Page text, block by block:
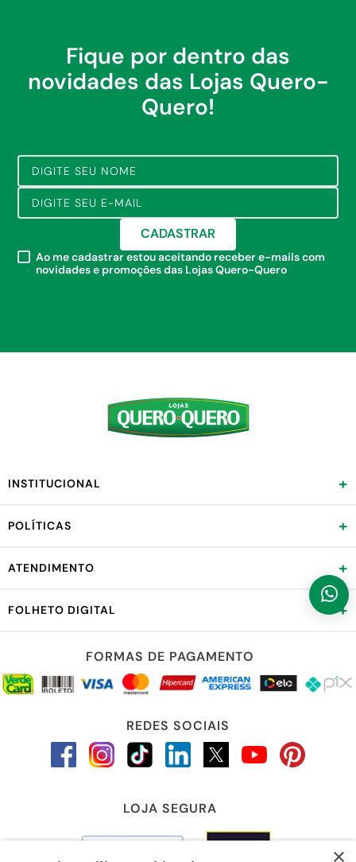
Fique por dentro das
novidades das Lojas Quero-
Quero!
CADASTRAR
Ao me cadastrar estou aceitando receber e-mails com
novidades e promoções das Lojas Quero-Quero
INSTITUCIONAL +
POLÍTICAS +
ATENDIMENTO +
FOLHETO DIGITAL +
FORMAS DE PAGAMENTO
REDES SOCIAIS
LOJA SEGURA
×